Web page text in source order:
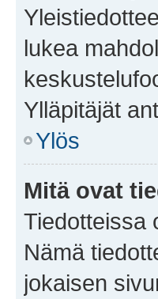
lukea
Ylläpitäjät
Ylös
Mitä ovat
Tiedotteissa
Nämä
jokaisen